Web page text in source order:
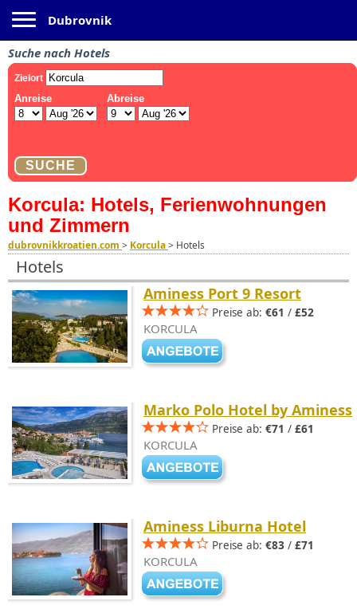
Dubrovnik
Suche nach Hotels
Korcula: Hotels, Ferienwohnungen
und Zimmern
dubrovnikkroatien.com > Korcula> Hotels
Hotels
Aminess Port 9 Resort
Preise ab: €61 / £52
KORCULA
Marko Polo Hotel by Aminess
Preise ab: €71 / £61
KORCULA
Aminess Liburna Hotel
Preise ab: €83 / £71
KORCULA